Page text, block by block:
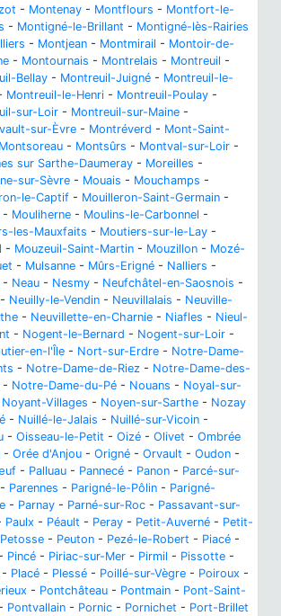
- Montenay - Montflours - Montfort-le-
- Montigné-le-Brillant - Montigné-lès-Rairies
- Montjean - Montmirail - Montoir-de-
- Montournais - Montrelais - Montreuil -
Bellay - Montreuil-Juigné - Montreuil-le-
Montreuil-le-Henri - Montreuil-Poulay -
sur-Loir - Montreuil-sur-Maine -
sur-Èvre - Montréverd - Mont-Saint-
Montsoreau - Montsûrs - Montval-sur-Loir -
sur Sarthe-Daumeray - Moreilles -
sur-Sèvre - Mouais - Mouchamps -
le-Captif - Mouilleron-Saint-Germain -
- Mouliherne - Moulins-le-Carbonnel -
les-Mauxfaits - Moutiers-sur-le-Lay -
- Mouzeuil-Saint-Martin - Mouzillon - Mozé-
- Mulsanne - Mûrs-Erigné - Nalliers -
- Neau - Nesmy - Neufchâtel-en-Saosnois -
- Neuilly-le-Vendin - Neuvillalais - Neuville-
- Neuvillette-en-Charnie - Niafles - Nieul-
- Nogent-le-Bernard - Nogent-sur-Loir -
en-l'Île - Nort-sur-Erdre - Notre-Dame-
- Notre-Dame-de-Riez - Notre-Dame-des-
- Notre-Dame-du-Pé - Nouans - Noyal-sur-
Noyant-Villages - Noyen-sur-Sarthe - Nozay
- Nuillé-le-Jalais - Nuillé-sur-Vicoin -
- Oisseau-le-Petit - Oizé - Olivet - Ombrée
- Orée d'Anjou - Origné - Orvault - Oudon -
- Palluau - Pannecé - Panon - Parcé-sur-
- Parennes - Parigné-le-Pôlin - Parigné-
- Parnay - Parné-sur-Roc - Passavant-sur-
Paulx - Péault - Peray - Petit-Auverné - Petit-
Petosse - Peuton - Pezé-le-Robert - Piacé -
- Pincé - Piriac-sur-Mer - Pirmil - Pissotte -
- Placé - Plessé - Poillé-sur-Vègre - Poiroux -
- Pontchâteau - Pontmain - Pont-Saint-
- Pontvallain - Pornic - Pornichet - Port-Brillet